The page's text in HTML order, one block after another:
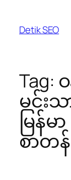
content
Detik SEO
Tag:
မင်း
မြန်မာ
စာတန်